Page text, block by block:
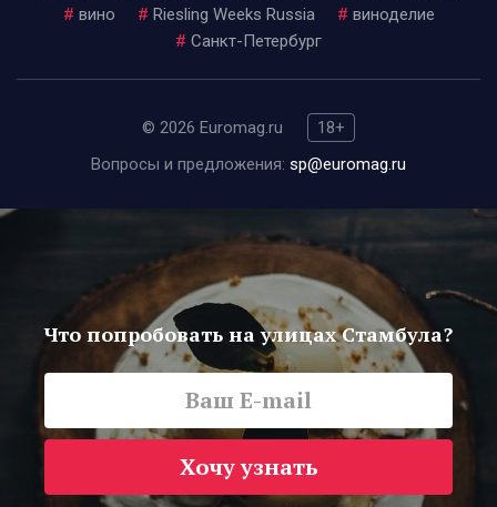
# вино # Riesling Weeks Russia # виноделие
# Санкт-Петербург
© 2026 Euromag.ru
18+
Вопросы и предложения: sp@euromag.ru
Что попробовать на улицах Стамбула?
Хочу узнать